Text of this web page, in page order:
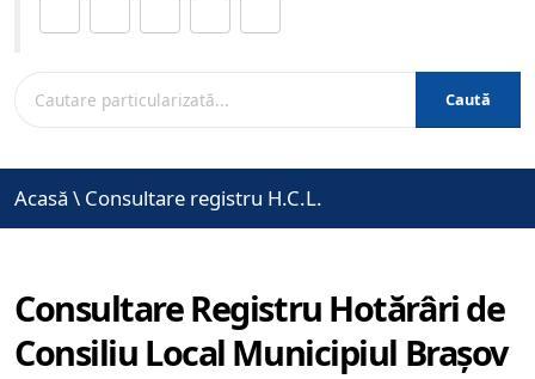
Caută
Acasă \ Consultare registru H.C.L.
Consultare Registru Hotărâri de
Consiliu Local Municipiul Brașov